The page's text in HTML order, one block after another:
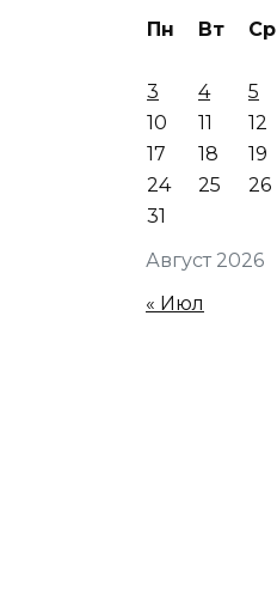
Август 2026
Пн Вт Ср
3
4 5
10
11 12
17
18 19
24
25 26
31
« Июл